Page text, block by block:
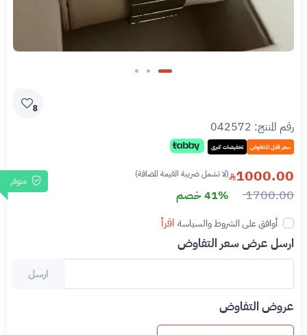
8
رقم المنتج: 042572
سعر قابل للتفاوض تخفيضات كبرى
متوفر 1000.00 (لا تشمل ضريبة القيمة المضافة)
1700.00 41% خصم
أوافق على الشروط والسياسة اقرأ
ارسل عرض سعر التفاوض
ارسل
عروض التفاوض